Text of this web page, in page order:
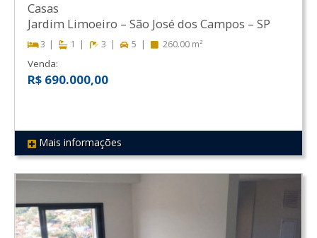
REF 197
Casas
Jardim Limoeiro – São José dos Campos – SP
3 1 3 5 260.00 m²
Venda:
R$ 690.000,00
Mais informações